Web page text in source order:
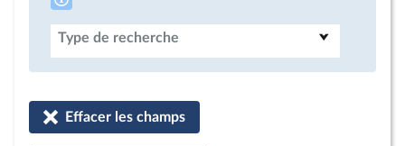
Type de recherche
Effacer les champs